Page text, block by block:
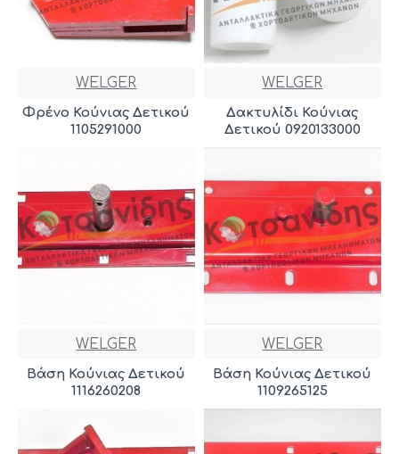
WELGER
Φρένο Κούνιας Δετικού
1105291000
WELGER
Δακτυλίδι Κούνιας
Δετικού 0920133000
WELGER
Βάση Κούνιας Δετικού
1116260208
WELGER
Βάση Κούνιας Δετικού
1109265125